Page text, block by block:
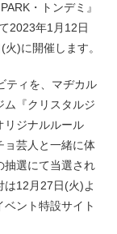
・トンデミ』
2023年1月12日
)に開催します。
ティを、マヂカル
ム『クリスタルジ
リジナルルール
ョ芸人と一緒に体
抽選にて当選され
は12月27日(火)よ
ント特設サイト